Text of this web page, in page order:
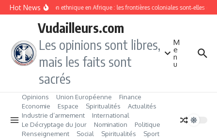
Aller au contenu
Hot NewsDivision ethnique en Afrique : les frontières coloniales sont‑elles
Vudailleurs.com
Les opinions sont libres,
mais les faits sont
sacrés
M
e
n
u
Opinions Union Européenne
Finance
Economie
Espace Spiritualités
Actualités
Industrie d’armement
International
Le Décryptage du Jour
Nomination
Politique
Renseignement
Social Spiritualités
Sport